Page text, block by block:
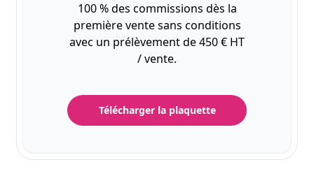
100 % des commissions dès la
première vente sans conditions
avec un prélèvement de 450 € HT
/ vente.
Télécharger la plaquette